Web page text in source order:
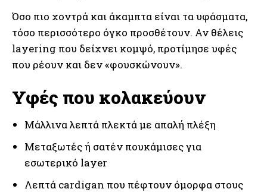
Όσο πιο χοντρά και άκαμπτα είναι τα υφάσματα,
τόσο περισσότερο όγκο προσθέτουν. Αν θέλεις
layering που δείχνει κομψό, προτίμησε υφές
που ρέουν και δεν «φουσκώνουν».
Υφές που κολακεύουν
Μάλλινα λεπτά πλεκτά με απαλή πλέξη
Μεταξωτές ή σατέν πουκάμισες για
εσωτερικό layer
Λεπτά cardigan που πέφτουν όμορφα στους